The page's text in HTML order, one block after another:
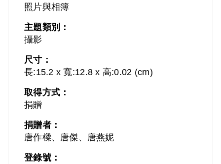
照片與相簿
主題類別：
攝影
尺寸：
長:15.2 x 寬:12.8 x 高:0.02 (cm)
取得方式：
捐贈
捐贈者：
唐作樑、唐傑、唐燕妮
登錄號：